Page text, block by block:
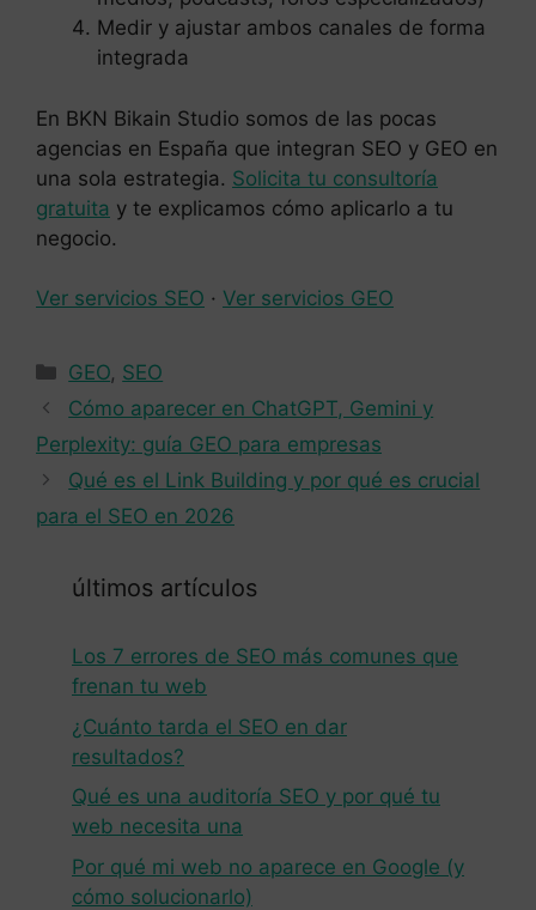
Medir y ajustar ambos canales de forma
integrada
En BKN Bikain Studio somos de las pocas
agencias en España que integran SEO y GEO en
una sola estrategia. Solicita tu consultoría
gratuita y te explicamos cómo aplicarlo a tu
negocio.
Ver servicios SEO · Ver servicios GEO
Categorías
GEO, SEO
Cómo aparecer en ChatGPT, Gemini y
Perplexity: guía GEO para empresas
Qué es el Link Building y por qué es crucial
para el SEO en 2026
últimos artículos
Los 7 errores de SEO más comunes que
frenan tu web
¿Cuánto tarda el SEO en dar
resultados?
Qué es una auditoría SEO y por qué tu
web necesita una
Por qué mi web no aparece en Google (y
cómo solucionarlo)